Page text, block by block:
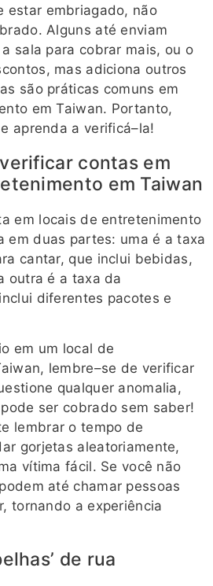
estar embriagado, não
Alguns até enviam
sala para cobrar mais, ou o
mas adiciona outros
são práticas comuns em
em Taiwan. Portanto,
aprenda a verificá–la!
contas em
em Taiwan
em locais de entretenimento
em duas partes: uma é a taxa
cantar, que inclui bebidas,
outra é a taxa da
diferentes pacotes e
em um local de
lembre–se de verificar
qualquer anomalia,
ser cobrado sem saber!
lembrar o tempo de
gorjetas aleatoriamente,
vítima fácil. Se você não
até chamar pessoas
tornando a experiência
de rua